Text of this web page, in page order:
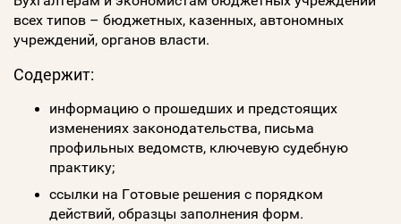
всех типов – бюджетных, казенных, автономных
учреждений, органов власти.
Содержит:
информацию о прошедших и предстоящих
изменениях законодательства, письма
профильных ведомств, ключевую судебную
практику;
ссылки на Готовые решения с порядком
действий, образцы заполнения форм.